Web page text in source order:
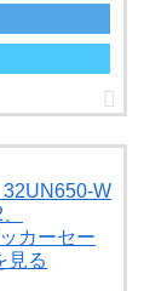
W
カーセー
見る